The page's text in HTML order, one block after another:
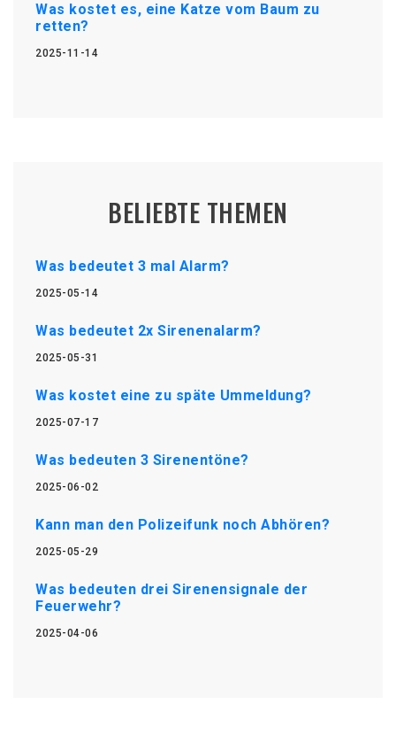
Was kostet es, eine Katze vom Baum zu
retten?
2025-11-14
BELIEBTE THEMEN
Was bedeutet 3 mal Alarm?
2025-05-14
Was bedeutet 2x Sirenenalarm?
2025-05-31
Was kostet eine zu späte Ummeldung?
2025-07-17
Was bedeuten 3 Sirenentöne?
2025-06-02
Kann man den Polizeifunk noch Abhören?
2025-05-29
Was bedeuten drei Sirenensignale der
Feuerwehr?
2025-04-06